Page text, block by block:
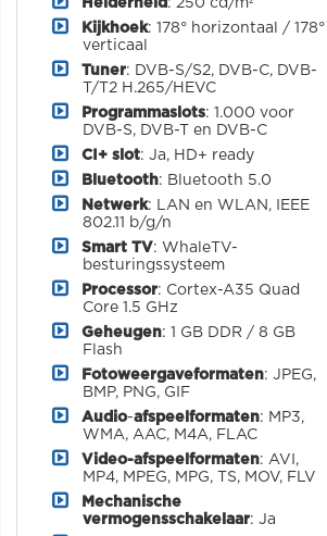
Helderheid : 250 cd/m²
Kijkhoek: 178° horizontaal / 178°
verticaal
Tuner: DVB-S/S2, DVB-C, DVB-
T/T2 H.265/HEVC
Programmaslots: 1.000 voor
DVB-S, DVB-T en DVB-C
CI+ slot: Ja, HD+ ready
Bluetooth: Bluetooth 5.0
Netwerk: LAN en WLAN, IEEE
802.11 b/g/n
Smart TV: WhaleTV-
besturingssysteem
Processor: Cortex-A35 Quad
Core 1.5 GHz
Geheugen: 1 GB DDR / 8 GB
Flash
Fotoweergaveformaten: JPEG,
BMP, PNG, GIF
Audio-afspeelformaten: MP3,
WMA, AAC, M4A, FLAC
Video-afspeelformaten: AVI,
MP4, MPEG, MPG, TS, MOV, FLV
Mechanische
vermogensschakelaar: Ja